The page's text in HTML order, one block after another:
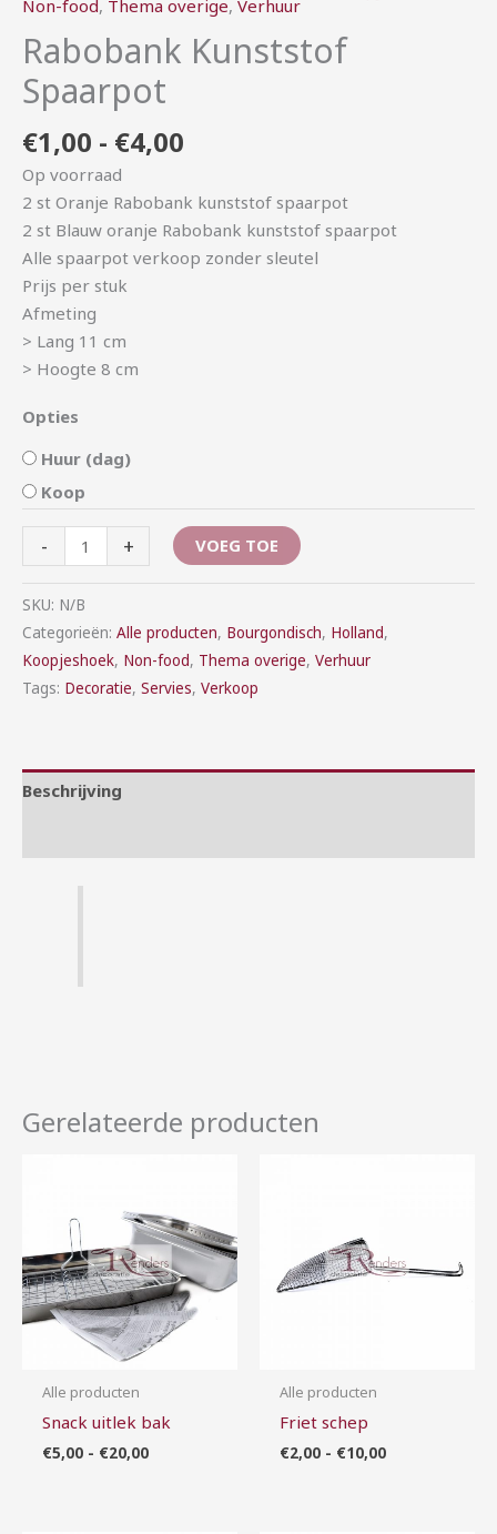
Non-food, Thema overige, Verhuur
Rabobank Kunststof
Spaarpot
€1,00 - €4,00
Op voorraad
2 st Oranje Rabobank kunststof spaarpot
2 st Blauw oranje Rabobank kunststof spaarpot
Alle spaarpot verkoop zonder sleutel
Prijs per stuk
Afmeting
> Lang 11 cm
> Hoogte 8 cm
Opties
Huur (dag)
Koop
- + VOEG TOE
SKU: N/B
Categorieën: Alle producten, Bourgondisch, Holland,
Koopjeshoek, Non-food, Thema overige, Verhuur
Tags: Decoratie, Servies, Verkoop
Beschrijving
Gerelateerde producten
Alle producten
Snack uitlek bak
€5,00 - €20,00
€20,00
Alle producten
Friet schep
€2,00 - €10,00